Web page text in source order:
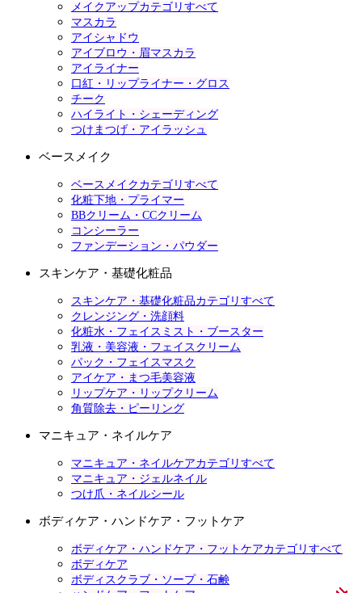
メイクアップカテゴリすべて
マスカラ
アイシャドウ
アイブロウ・眉マスカラ
アイライナー
口紅・リップライナー・グロス
チーク
ハイライト・シェーディング
つけまつげ・アイラッシュ
ベースメイク
ベースメイクカテゴリすべて
化粧下地・プライマー
BBクリーム・CCクリーム
コンシーラー
ファンデーション・パウダー
スキンケア・基礎化粧品
スキンケア・基礎化粧品カテゴリすべて
クレンジング・洗顔料
化粧水・フェイスミスト・ブースター
乳液・美容液・フェイスクリーム
パック・フェイスマスク
アイケア・まつ毛美容液
リップケア・リップクリーム
角質除去・ピーリング
マニキュア・ネイルケア
マニキュア・ネイルケアカテゴリすべて
マニキュア・ジェルネイル
つけ爪・ネイルシール
ボディケア・ハンドケア・フットケア
ボディケア・ハンドケア・フットケアカテゴリすべて
ボディケア
ボディスクラブ・ソープ・石鹸